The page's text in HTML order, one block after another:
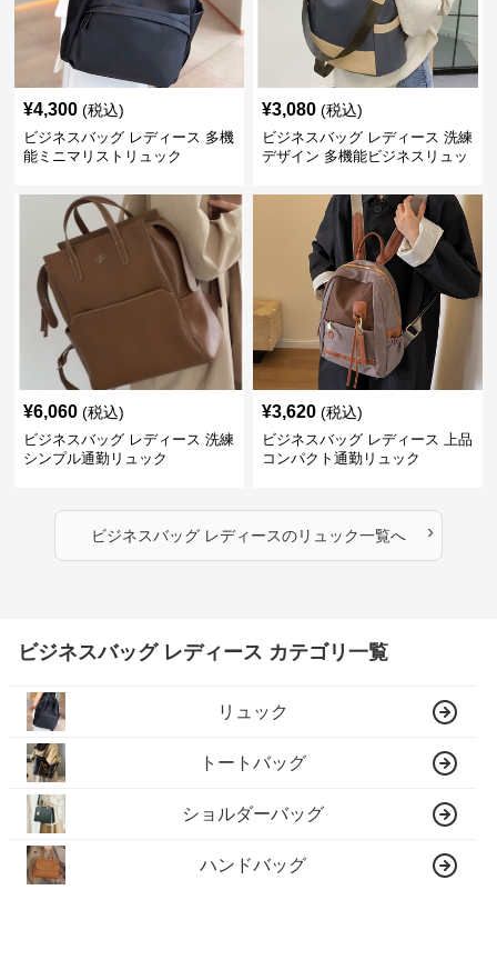
¥4,300 (税込)
ビジネスバッグ レディース 多機
能ミニマリストリュック
¥3,080 (税込)
ビジネスバッグ レディース 洗練
デザイン 多機能ビジネスリュッ
¥6,060 (税込)
ビジネスバッグ レディース 洗練
シンプル通勤リュック
¥3,620 (税込)
ビジネスバッグ レディース 上品
コンパクト通勤リュック
ビジネスバッグ レディースのリュック一覧へ ›
ビジネスバッグ レディース カテゴリ一覧
リュック
トートバッグ
ショルダーバッグ
ハンドバッグ